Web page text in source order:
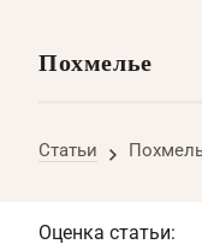
Похмелье
Статьи
Оценка статьи: